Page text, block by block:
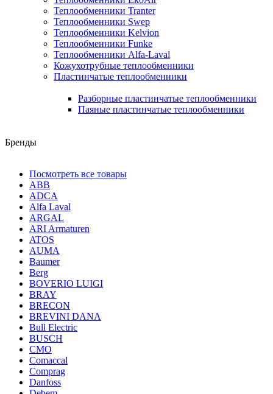
Теплообменники Tranter
Теплообменники Swep
Теплообменники Kelvion
Теплообменники Funke
Теплообменники Alfa-Laval
Кожухотрубные теплообменники
Пластинчатые теплообменники
Разборные пластинчатые теплообменники
Паяные пластинчатые теплообменники
Бренды
Посмотреть все товары
ABB
ADCA
Alfa Laval
ARGAL
ARI Armaturen
ATOS
AUMA
Baumer
Berg
BOVERIO LUIGI
BRAY
BRECON
BREVINI DANA
Bull Electric
BUSCH
CMO
Comaccal
Comprag
Danfoss